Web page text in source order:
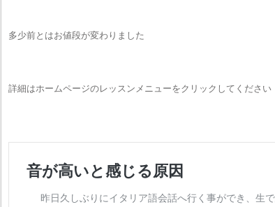
多少前とはお値段が変わりました
詳細はホームページのレッスンメニューをクリックしてください